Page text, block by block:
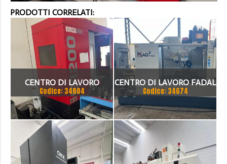
PRODOTTI CORRELATI:
CENTRO DI LAVORO
EMCOMILL FAMUP E1200
Codice: 34804
CENTRO DI LAVORO FADAL
Codice: 34674